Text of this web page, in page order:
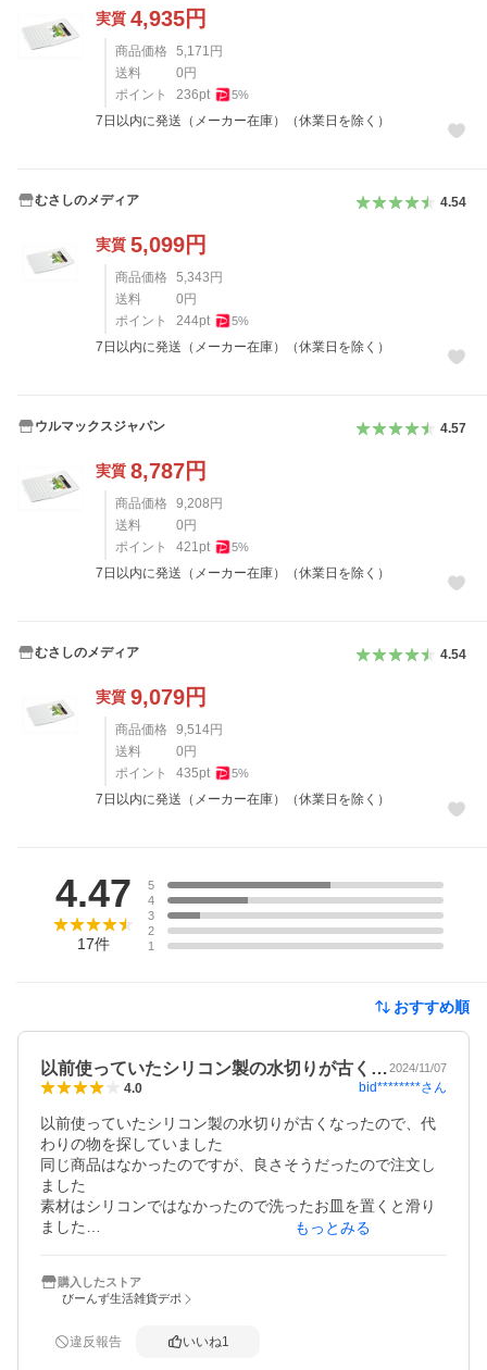
実質 4,935円
商品価格 5,171 円
送料
0 円
ポイント
236pt 5%
7日以内に発送（メーカー在庫）（休業日を除く）
むさしのメディア 4.54
実質 5,099円
商品価格 5,343 円
送料
0 円
ポイント
244pt 5%
7日以内に発送（メーカー在庫）（休業日を除く）
ウルマックスジャパン 4.57
実質 8,787円
商品価格 9,208 円
送料
0 円
ポイント
421pt 5%
7日以内に発送（メーカー在庫）（休業日を除く）
むさしのメディア 4.54
実質 9,079円
商品価格 9,514円
送料
0 円
ポイント
435pt 5%
7日以内に発送（メーカー在庫）（休業日を除く）
4.47
17件
5
4
3
2
1
おすすめ順
以前使っていたシリコン製の水切りが古く…2024/11/07
4.0 bid********さん
以前使っていたシリコン製の水切りが古くなったので、代
わりの物を探していました
同じ商品はなかったのですが、良さそうだったので注文し
ました
素材はシリコンではなかったので洗ったお皿を置くと滑り
ました
傾斜があるので水切りが出来て良いです
もっとみる
購入したストア
びーんず生活雑貨デポ
違反報告 いいね1